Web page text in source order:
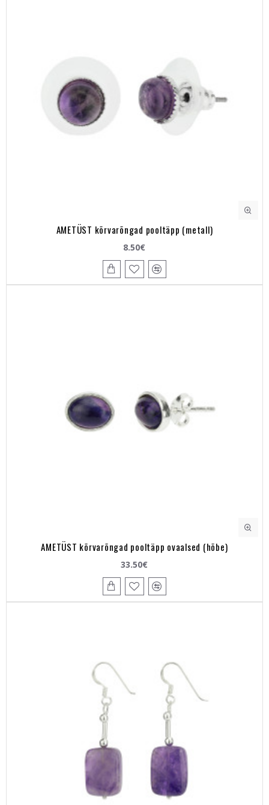
AMETÜST kõrvarõngad pooltäpp (metall)
8.50€
AMETÜST kõrvarõngad pooltäpp ovaalsed (hõbe)
33.50€